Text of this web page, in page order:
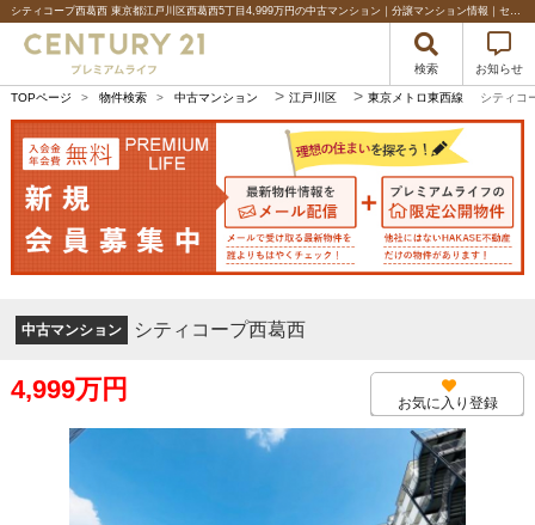
シティコープ西葛西 東京都江戸川区西葛西5丁目4,999万円の中古マンション｜分譲マンション情報｜センチュリー21プレミアムライフ
検索 お知らせ
TOPページ > 物件検索 > 中古マンション > 江戸川区 > 東京メトロ東西線 シティコ
中古マンション シティコープ西葛西
4,999万円 お気に入り登録